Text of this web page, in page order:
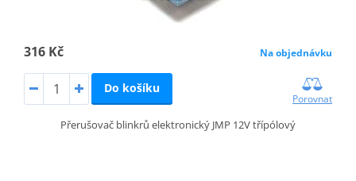
316 Kč Na objednávku
Do košíku
Porovnat
Přerušovač blinkrů elektronický JMP 12V třípólový